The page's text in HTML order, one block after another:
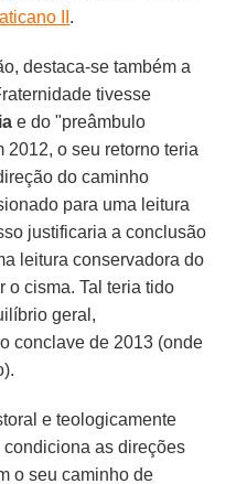
II .
destaca-se também a
tivesse
e do "preâmbulo
2012, o seu retorno teria
do caminho
para uma leitura
justificaria a conclusão
leitura conservadora do
o cisma. Tal teria tido
geral,
conclave de 2013 (onde
e teologicamente
as direções
o seu caminho de